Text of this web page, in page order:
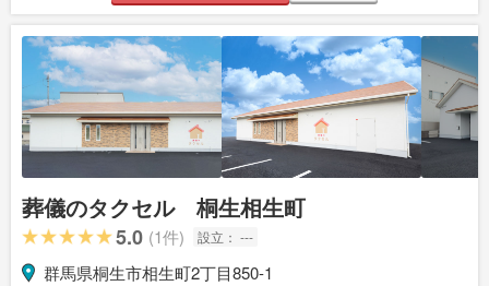
葬儀のタクセル 桐生相生町
5.0 (1件) 設立： ---
群馬県桐生市相生町2丁目850-1